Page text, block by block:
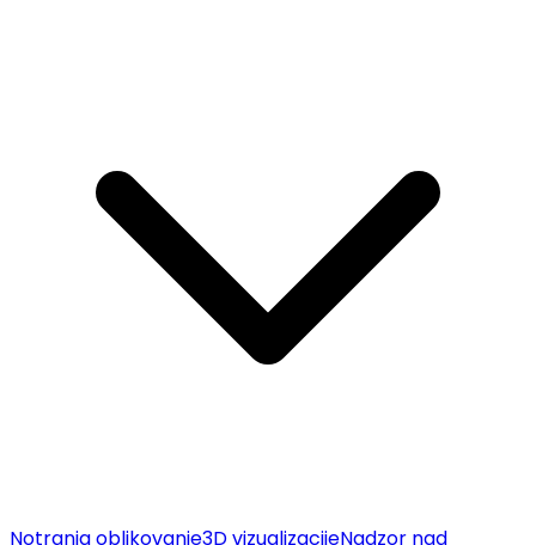
Notranja oblikovanje3D vizualizacijeNadzor nad